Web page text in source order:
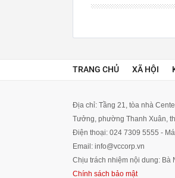
TRANG CHỦ XÃ HỘI
Địa chỉ: Tầng 21, tòa nhà
Tưởng, phường Thanh Xuân,
Điện thoại: 024 7309 5555 -
Email: info@vccorp.vn
Chịu trách nhiệm nội dung: Bà
Chính sách bảo mật